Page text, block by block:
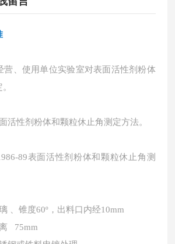
营、使用单位实验室对表面活性剂粉体
活性剂粉体和颗粒休止角测定方法。
89表面活性剂粉体和颗粒休止角测
、锥度60º，出料口内经10mm
75mm